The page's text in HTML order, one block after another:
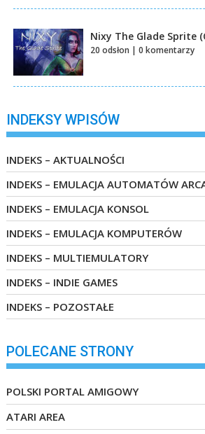
Nixy The Glade Sprite
20 odsłon |0 komentarzy
INDEKSY WPISÓW
INDEKS – AKTUALNOŚCI
INDEKS – EMULACJA AUTOMATÓW
INDEKS – EMULACJA KONSOL
INDEKS – EMULACJA KOMPUTERÓW
INDEKS – MULTIEMULATORY
INDEKS – INDIE GAMES
INDEKS – POZOSTAŁE
POLECANE STRONY
POLSKI PORTAL AMIGOWY
ATARI AREA